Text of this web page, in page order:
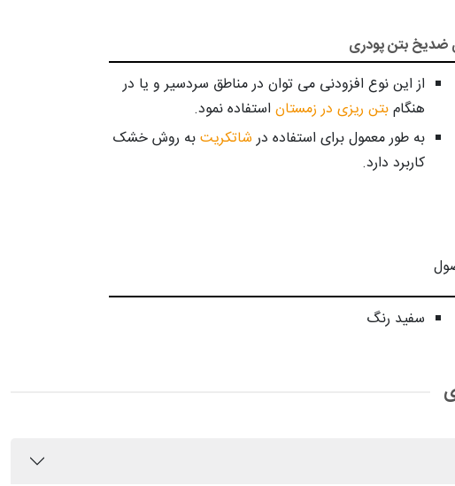
ضدیخ بتن پودری
از این نوع افزودنی می توان در مناطق سردسیر و یا در
هنگامبتن ریزی در زمستاناستفاده نمود.
به طور معمول برای استفاده درشاتکریتبه روش خشک
کاربرد دارد.
سفید رنگ